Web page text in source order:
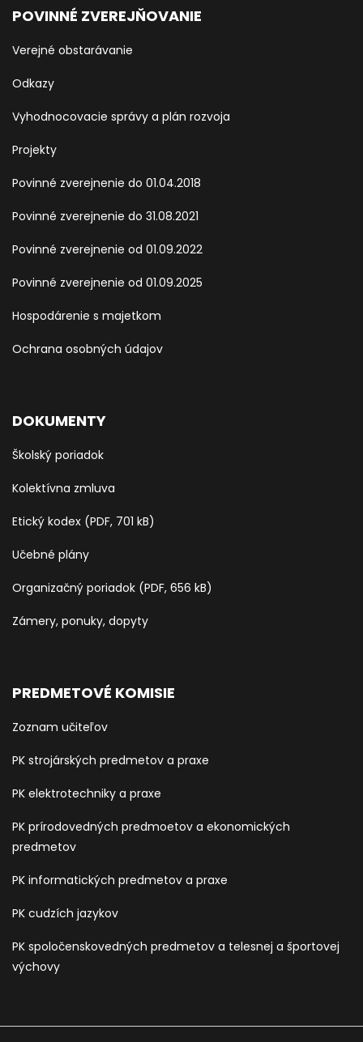
POVINNÉ ZVEREJŇOVANIE
Verejné obstarávanie
Odkazy
Vyhodnocovacie správy a plán rozvoja
Projekty
Povinné zverejnenie do 01.04.2018
Povinné zverejnenie do 31.08.2021
Povinné zverejnenie od 01.09.2022
Povinné zverejnenie od 01.09.2025
Hospodárenie s majetkom
Ochrana osobných údajov
DOKUMENTY
Školský poriadok
Kolektívna zmluva
Etický kodex (PDF, 701 kB)
Učebné plány
Organizačný poriadok (PDF, 656 kB)
Zámery, ponuky, dopyty
PREDMETOVÉ KOMISIE
Zoznam učiteľov
PK strojárských predmetov a praxe
PK elektrotechniky a praxe
PK prírodovedných predmoetov a ekonomických
predmetov
PK informatických predmetov a praxe
PK cudzích jazykov
PK spoločenskovedných predmetov a telesnej a športovej
výchovy